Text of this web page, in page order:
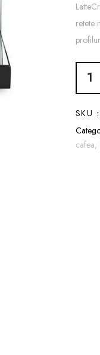
retete
SKU :
cafea,